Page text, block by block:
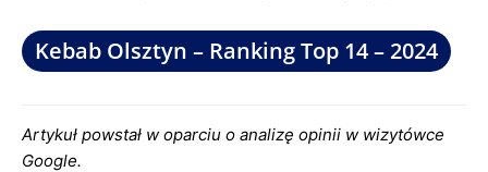
Kebab Olsztyn – Ranking Top 14 – 2024
Artykuł powstał w oparciu o analizę opinii w wizytówce
Google.